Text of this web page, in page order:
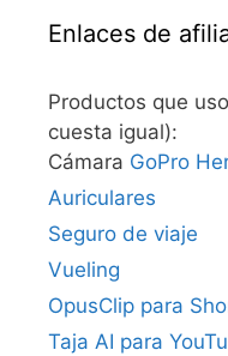
Enlaces de
Productos que
cuesta igual):
Cámara GoPro
Auriculares
Seguro de viaje
Vueling
OpusClip para
Taja AI para